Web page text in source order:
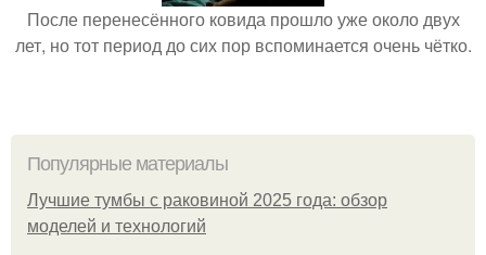
После перенесённого ковида прошло уже около двух
лет, но тот период до сих пор вспоминается очень чётко.
Популярные материалы
Лучшие тумбы с раковиной 2025 года: обзор
моделей и технологий